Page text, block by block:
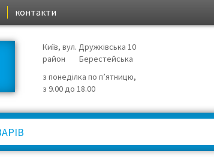
контакти
Київ, вул. Дружківська 10
район
Берестейська
з понеділка по п’ятницю,
з 9.00 до 18.00